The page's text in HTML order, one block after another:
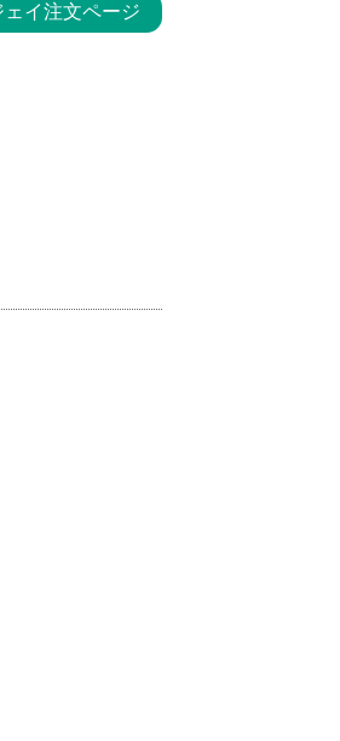
ェイ注文ページ